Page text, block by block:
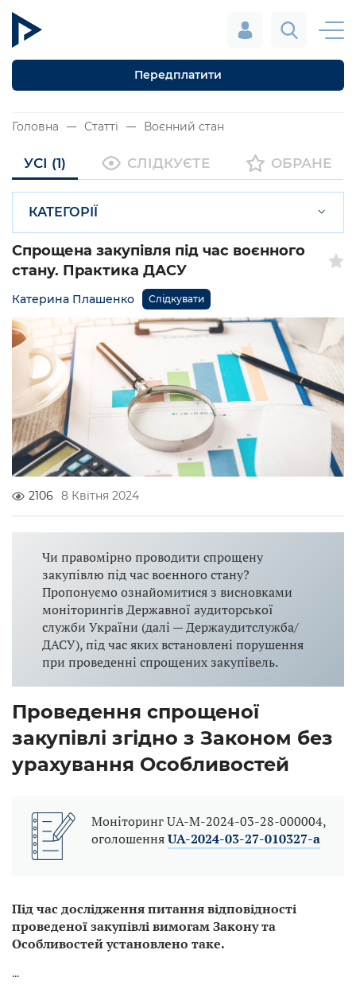
Передплатити
Головна Статті Воєнний стан
УСІ (1) СЛІДКУЄТЕ ОБРАНЕ
КАТЕГОРІЇ
Спрощена закупівля під час воєнного
стану. Практика ДАСУ
Катерина Плашенко Слідкувати
2106 8 Квітня 2024
Чи правомірно проводити спрощену
закупівлю під час воєнного стану?
Пропонуємо ознайомитися з висновками
моніторингів Державної аудиторської
служби України (далі — Держаудитслужба/
ДАСУ), під час яких встановлені порушення
при проведенні спрощених закупівель.
Проведення спрощеної
закупівлі згідно з Законом без
урахування Особливостей
Моніторинг UA-M-2024-03-28-000004,
оголошенняUA-2024-03-27-010327-a
Під час дослідження питання відповідності
проведеної закупівлі вимогам Закону та
Особливостей установлено таке.
...